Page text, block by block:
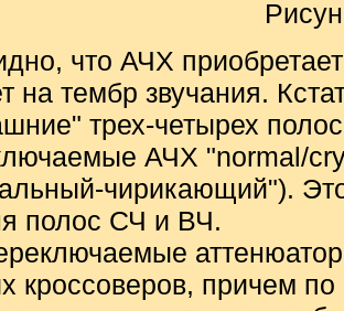
что АЧХ приобретает
на тембр звучания.
трех-четырех
АЧХ "normal/
чирикающий").
полос СЧ и ВЧ.
кроссоверов, причем